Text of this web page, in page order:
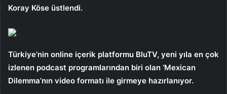
Koray Köse üstlendi.
Türkiye’nin online içerik platformu BluTV, yeni yıla en çok
izlenen podcast programlarından biri olan ‘Mexican
Dilemma’nın video formatı ile girmeye hazırlanıyor.